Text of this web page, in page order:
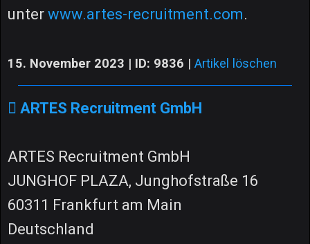
unter www.artes-recruitment.com.
15. November 2023 | ID: 9836 | Artikel löschen
ARTES Recruitment GmbH
ARTES Recruitment GmbH
JUNGHOF PLAZA, Junghofstraße 16
60311 Frankfurt am Main
Deutschland